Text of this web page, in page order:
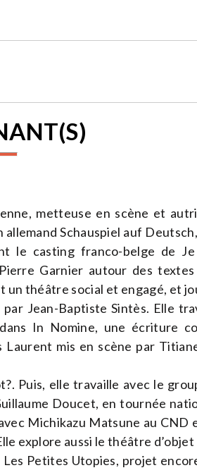
metteuse en scène et
Schauspiel auf
le casting franco-belge de
Garnier autour des
théâtre social et engagé, et
Jean-Baptiste Sintès. Elle
In Nomine, une écriture
Laurent mis en scène par
Puis, elle travaille avec le
Doucet, en tournée
Michikazu Matsune au CND
explore aussi le théâtre
Petites Utopies, projet